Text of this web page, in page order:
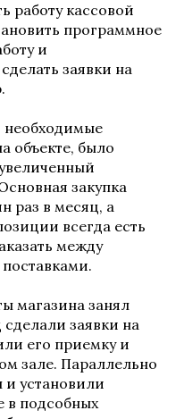
работу кассовой
программное
и
заявки на
необходимые
объекте, было
закупка
раз в месяц, а
всегда есть
между
магазина занял
заявки на
его приемку и
зале. Параллельно
и установили
в подсобных